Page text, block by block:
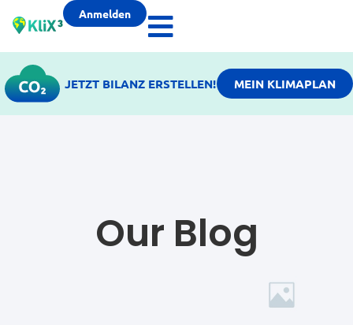
Anmelden
JETZT BILANZ ERSTELLEN! MEIN KLIMAPLAN
Our Blog